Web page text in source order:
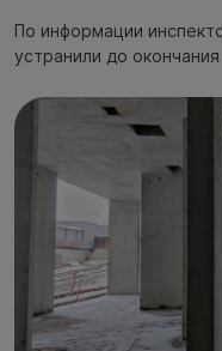
По информации
устранили до